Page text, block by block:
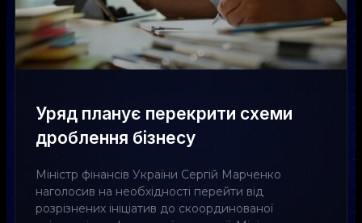
Уряд планує перекрити схеми
дроблення бізнесу
Міністр фінансів України Сергій Марченко
наголосив на необхідності перейти від
розрізнених ініціатив до скоординованої